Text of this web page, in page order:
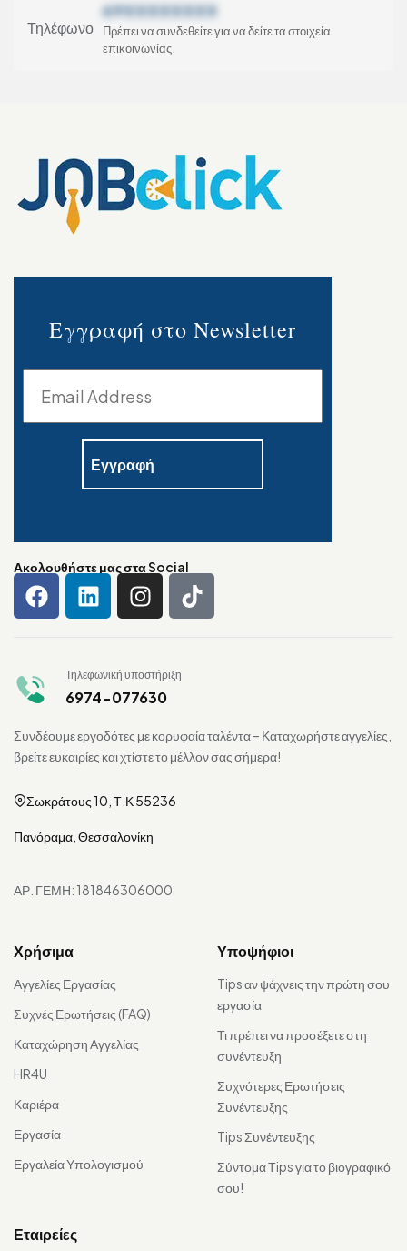
Τηλέφωνο
69XXXXXXXX
Πρέπει να συνδεθείτε για να δείτε τα στοιχεία
επικοινωνίας.
Εγγραφή στο Newsletter
Ακολουθήστε μας στα Social
Τηλεφωνική υποστήριξη
6974-077630
Συνδέουμε εργοδότες με κορυφαία ταλέντα – Καταχωρήστε αγγελίες,
βρείτε ευκαιρίες και χτίστε το μέλλον σας σήμερα!
Σωκράτους 10, Τ.Κ 55236
Πανόραμα, Θεσσαλονίκη
ΑΡ. ΓΕΜΗ: 181846306000
Χρήσιμα
Αγγελίες Εργασίας
Συχνές Ερωτήσεις (FAQ)
Καταχώρηση Αγγελίας
HR4U
Καριέρα
Εργασία
Εργαλεία Υπολογισμού
Υποψήφιοι
Tips αν ψάχνεις την πρώτη σου
εργασία
Τι πρέπει να προσέξετε στη
συνέντευξη
Συχνότερες Ερωτήσεις
Συνέντευξης
Tips Συνέντευξης
Σύντομα Τips για το βιογραφικό
σου!
Εταιρείες